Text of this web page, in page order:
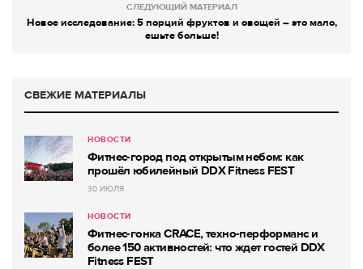
СЛЕДУЮЩИЙ МАТЕРИАЛ
Новое исследование: 5 порций фруктов и овощей – это мало,
ешьте больше!
СВЕЖИЕ МАТЕРИАЛЫ
НОВОСТИ
Фитнес-город под открытым небом: как
прошёл юбилейный DDX Fitness FEST
30 ИЮЛЯ
НОВОСТИ
Фитнес-гонка CRACE, техно-перформанс и
более 150 активностей: что ждет гостей DDX
Fitness FEST